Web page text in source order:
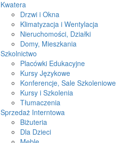
Kwatera
Drzwi i Okna
Klimatyzacja i Wentylacja
Nieruchomości, Działki
Domy, Mieszkania
Szkolnictwo
Placówki Edukacyjne
Kursy Językowe
Konferencje, Sale Szkoleniowe
Kursy i Szkolenia
Tłumaczenia
Sprzedaż Interntowa
Biżuteria
Dla Dzieci